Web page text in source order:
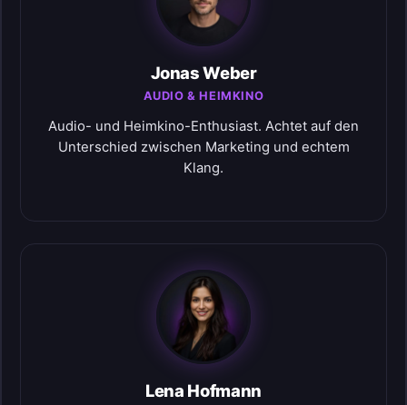
Jonas Weber
AUDIO & HEIMKINO
Audio- und Heimkino-Enthusiast. Achtet auf den
Unterschied zwischen Marketing und echtem
Klang.
Lena Hofmann